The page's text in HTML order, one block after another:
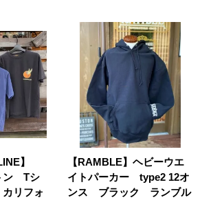
】
ン Tシ
リフォ
【RAMBLE】ヘビーウエ
イトパーカー type2 12オ
ンス ブラック ランブル